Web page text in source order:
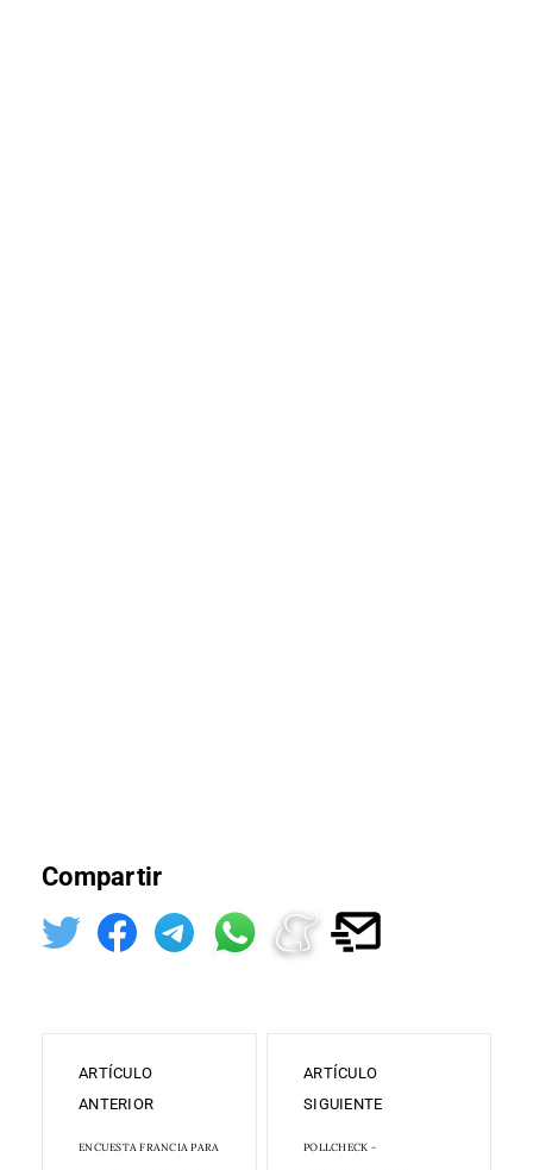
Compartir
ARTÍCULO
ANTERIOR
ENCUESTA FRANCIA PARA
ARTÍCULO
SIGUIENTE
POLLCHECK -